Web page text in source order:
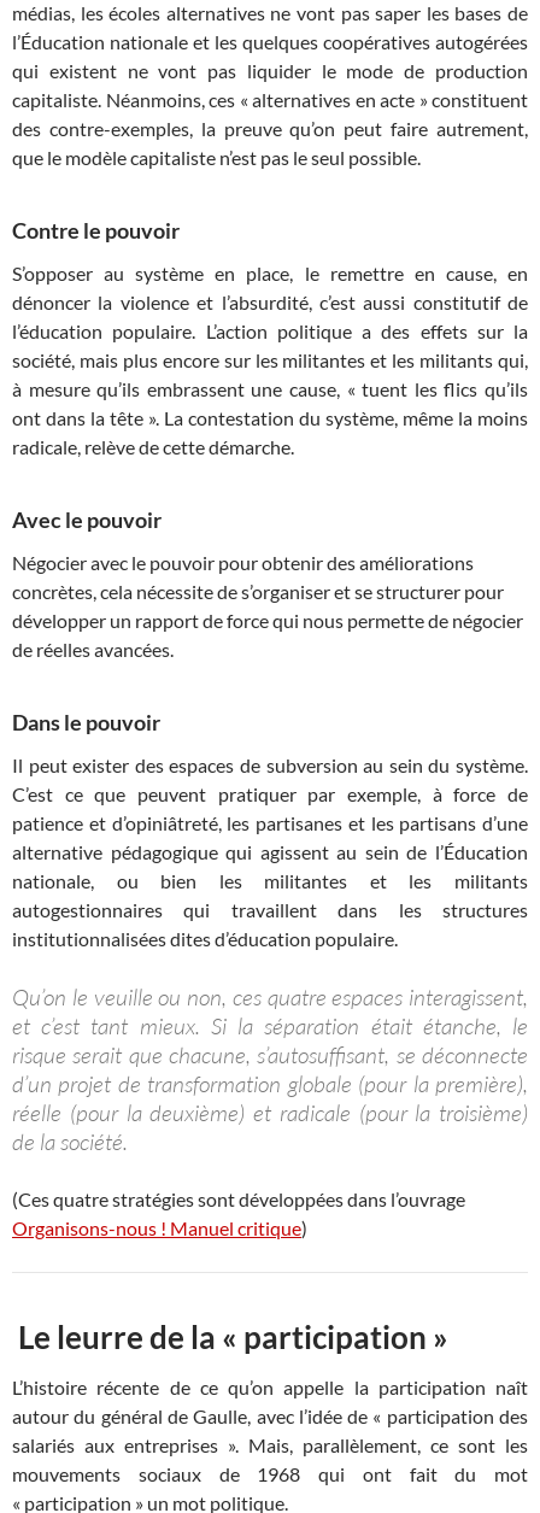
médias, les écoles alternatives ne vont pas saper les bases de
l’Éducation nationale et les quelques coopératives autogérées
qui existent ne vont pas liquider le mode de production
capitaliste. Néanmoins, ces « alternatives en acte » constituent
des contre-exemples, la preuve qu’on peut faire autrement,
que le modèle capitaliste n’est pas le seul possible.
Contre le pouvoir
S’opposer au système en place, le remettre en cause, en
dénoncer la violence et l’absurdité, c’est aussi constitutif de
l’éducation populaire. L’action politique a des effets sur la
société, mais plus encore sur les militantes et les militants qui,
à mesure qu’ils embrassent une cause, « tuent les flics qu’ils
ont dans la tête ». La contestation du système, même la moins
radicale, relève de cette démarche.
Avec le pouvoir
Négocier avec le pouvoir pour obtenir des améliorations
concrètes, cela nécessite de s’organiser et se structurer pour
développer un rapport de force qui nous permette de négocier
de réelles avancées.
Dans le pouvoir
Il peut exister des espaces de subversion au sein du système.
C’est ce que peuvent pratiquer par exemple, à force de
patience et d’opiniâtreté, les partisanes et les partisans d’une
alternative pédagogique qui agissent au sein de l’Éducation
nationale, ou bien les militantes et les militants
autogestionnaires qui travaillent dans les structures
institutionnalisées dites d’éducation populaire.
Qu’on le veuille ou non, ces quatre espaces interagissent,
et c’est tant mieux. Si la séparation était étanche, le
risque serait que chacune, s’autosuffisant, se déconnecte
d’un projet de transformation globale (pour la première),
réelle (pour la deuxième) et radicale (pour la troisième)
de la société.
(Ces quatre stratégies sont développées dans l’ouvrage
Organisons-nous ! Manuel critique)
Le leurre de la « participation »
L’histoire récente de ce qu’on appelle la participation naît
autour du général de Gaulle, avec l’idée de « participation des
salariés aux entreprises ». Mais, parallèlement, ce sont les
mouvements sociaux de 1968 qui ont fait du mot
« participation » un mot politique.